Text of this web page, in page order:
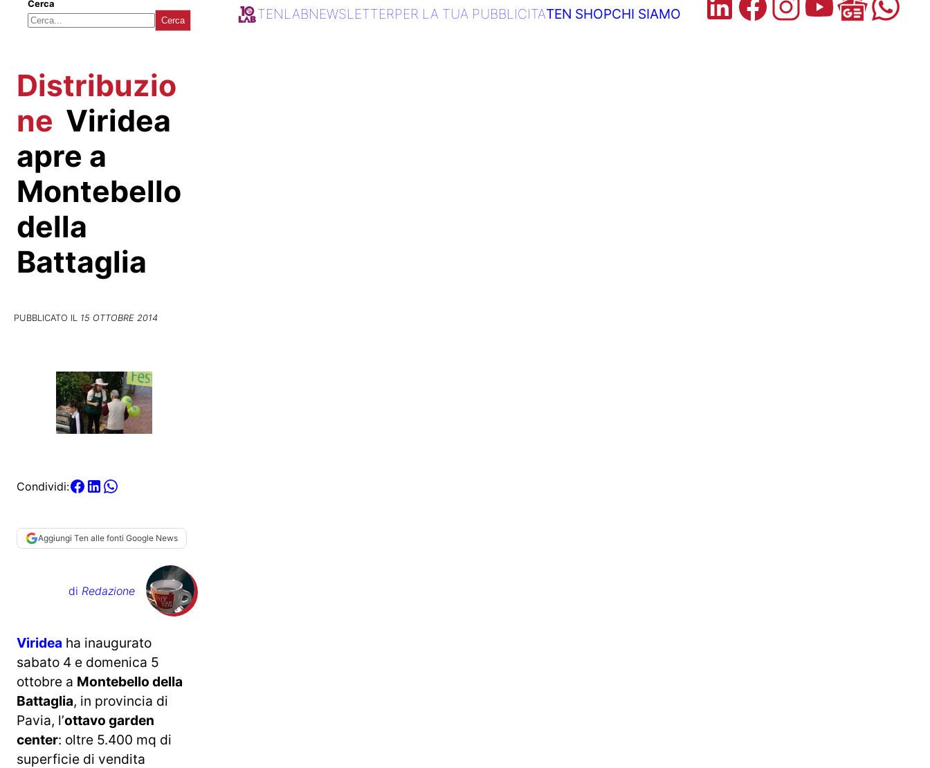
Cerca
Cerca TENLABNEWSLETTERPER LA TUA PUBBLICITATEN SHOPCHI SIAMO
Distribuzio
ne Viridea
apre a
Montebello
della
Battaglia
PUBBLICATO IL 15 OTTOBRE 2014
Condividi:
Aggiungi Ten alle fonti Google News
di Redazione
Viridea ha inaugurato
sabato 4 e domenica 5
ottobre a Montebello della
Battaglia, in provincia di
Pavia, l’ottavo garden
center: oltre 5.400 mq di
superficie di vendita